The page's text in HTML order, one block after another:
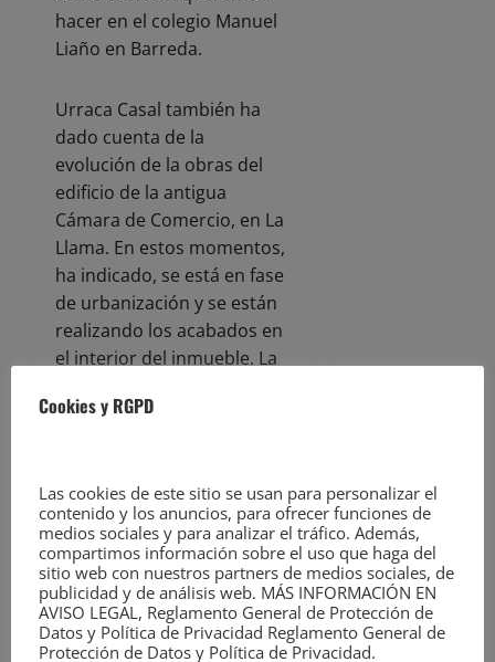
hacer en el colegio Manuel
Liaño en Barreda.
Urraca Casal también ha
dado cuenta de la
evolución de la obras del
edificio de la antigua
Cámara de Comercio, en La
Llama. En estos momentos,
ha indicado, se está en fase
de urbanización y se están
realizando los acabados en
el interior del inmueble. La
trabajos estén finalizados
De la Tecnoteca, ha
informado que se está en
“fase de cierre” con ASCAN
y, a continuación, se licitará
la obra, quedando
pendiente
Cookies y RGPD
Las cookies de este sitio se usan para personalizar el
contenido y los anuncios, para ofrecer funciones de
medios sociales y para analizar el tráfico. Además,
compartimos información sobre el uso que haga del
sitio web con nuestros partners de medios sociales, de
publicidad y de análisis web. MÁS INFORMACIÓN EN
AVISO LEGAL, Reglamento General de Protección de
Datos y Política de Privacidad Reglamento General de
Protección de Datos y Política de Privacidad.